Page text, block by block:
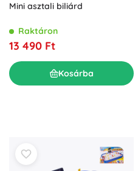
Mini asztali biliárd
Raktáron
13 490 Ft
Kosárba